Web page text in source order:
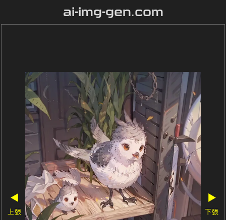
ai-img-gen.com
◀
上張
▶
下張